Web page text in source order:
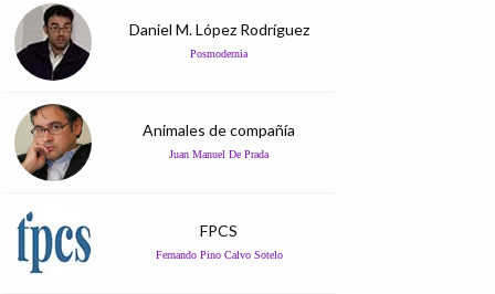
Daniel M. López Rodríguez
Posmodernia
Animales de compañía
Juan Manuel De Prada
FPCS
Fernando Pino Calvo Sotelo